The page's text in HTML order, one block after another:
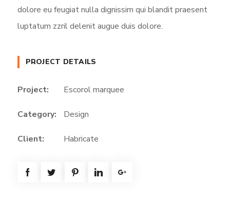
dolore eu feugiat nulla dignissim qui blandit praesent
luptatum zzril delenit augue duis dolore.
PROJECT DETAILS
Project: Escorol marquee
Category: Design
Client: Habricate